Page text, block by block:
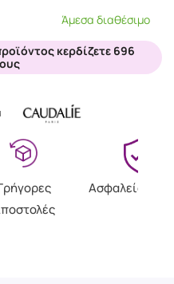
Άμεσα διαθέσιμο
κερδίζετε 696
Ασφαλείς